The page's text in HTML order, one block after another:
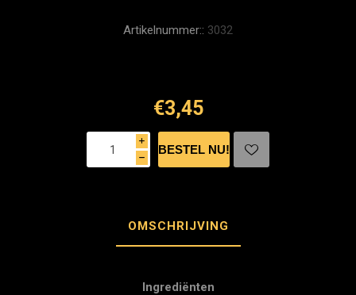
Artikelnummer:: 3032
€3,45
i
h
OMSCHRIJVING
Ingrediënten